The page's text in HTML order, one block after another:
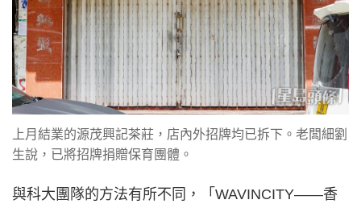
上月結業的源茂興記茶莊，店內外招牌均已拆下。老闆細劉
生說，已將招牌捐贈保育團體。
與科大團隊的方法有所不同，「WAVINCITY——香